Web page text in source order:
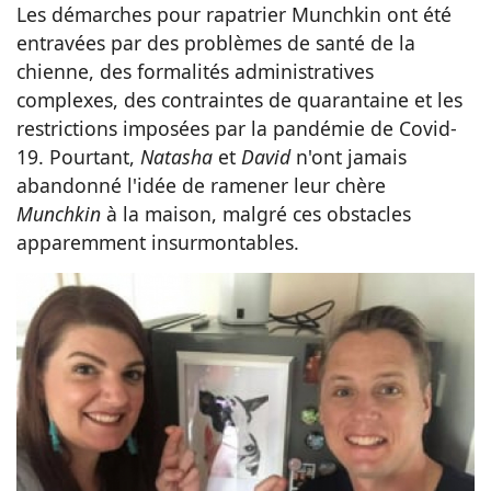
Les démarches pour rapatrier Munchkin ont été
entravées par des problèmes de santé de la
chienne, des formalités administratives
complexes, des contraintes de quarantaine et les
restrictions imposées par la pandémie de Covid-
19. Pourtant, Natasha et Davidn'ont jamais
abandonné l'idée de ramener leur chère
Munchkin à la maison, malgré ces obstacles
apparemment insurmontables.